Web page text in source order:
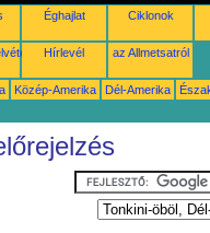
Éghajlat Ciklonok
Hírlevél az Allmetsatról
Közép-Amerika Dél-Amerika